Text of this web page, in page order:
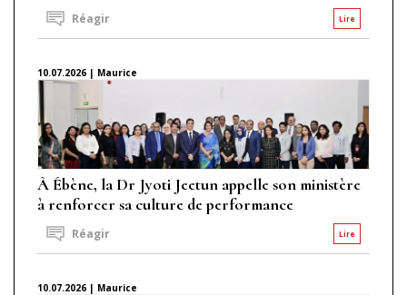
Lire
Réagir
10.07.2026 | Maurice
À Ébène, la Dr Jyoti Jeetun appelle son ministère
à renforcer sa culture de performance
Lire
Réagir
10.07.2026 | Maurice